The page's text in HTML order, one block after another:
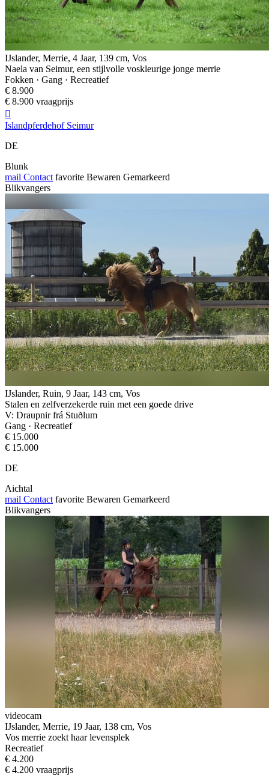
IJslander, Merrie, 4 Jaar, 139 cm, Vos
Naela van Seimur, een stijlvolle voskleurige jonge merrie
Fokken · Gang · Recreatief
€ 8.900
€ 8.900 vraagprijs

Islandpferdehof Seimur
DE
Blunk
mail Contact favorite Bewaren Gemarkeerd
Blikvangers
IJslander, Ruin, 9 Jaar, 143 cm, Vos
Stalen en zelfverzekerde ruin met een goede drive
V: Draupnir frá Stuðlum
Gang · Recreatief
€ 15.000
€ 15.000
DE
Aichtal
mail Contact favorite Bewaren Gemarkeerd
Blikvangers
videocam
IJslander, Merrie, 19 Jaar, 138 cm, Vos
Vos merrie zoekt haar levensplek
Recreatief
€ 4.200
€ 4.200 vraagprijs